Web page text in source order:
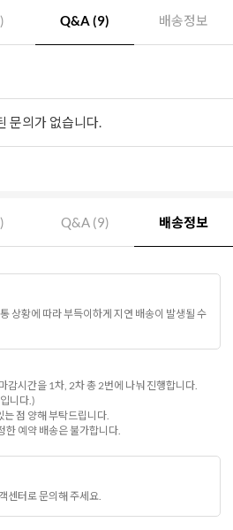
Q&A (9) 배송정보
문의가 없습니다.
Q&A (9) 배송정보
상황에 따라 부득이하게 지연 배송이 발생될 수
감시간을 1차, 2차 총 2번에 나눠 진행합니다.
니다.)
는 점 양해 부탁드립니다.
한 예약 배송은 불가합니다.
센터로 문의해 주세요.